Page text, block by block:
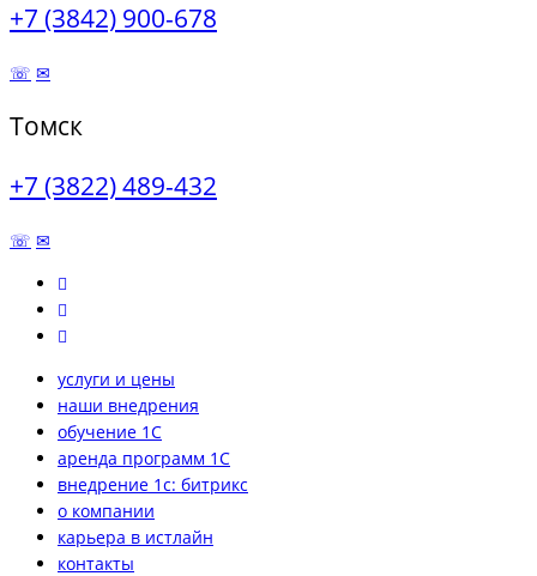
+7 (3842) 900-678
☏ ✉
Томск
+7 (3822) 489-432
☏ ✉
услуги и цены
наши внедрения
обучение 1С
аренда программ 1С
внедрение 1с: битрикс
о компании
карьера в истлайн
контакты